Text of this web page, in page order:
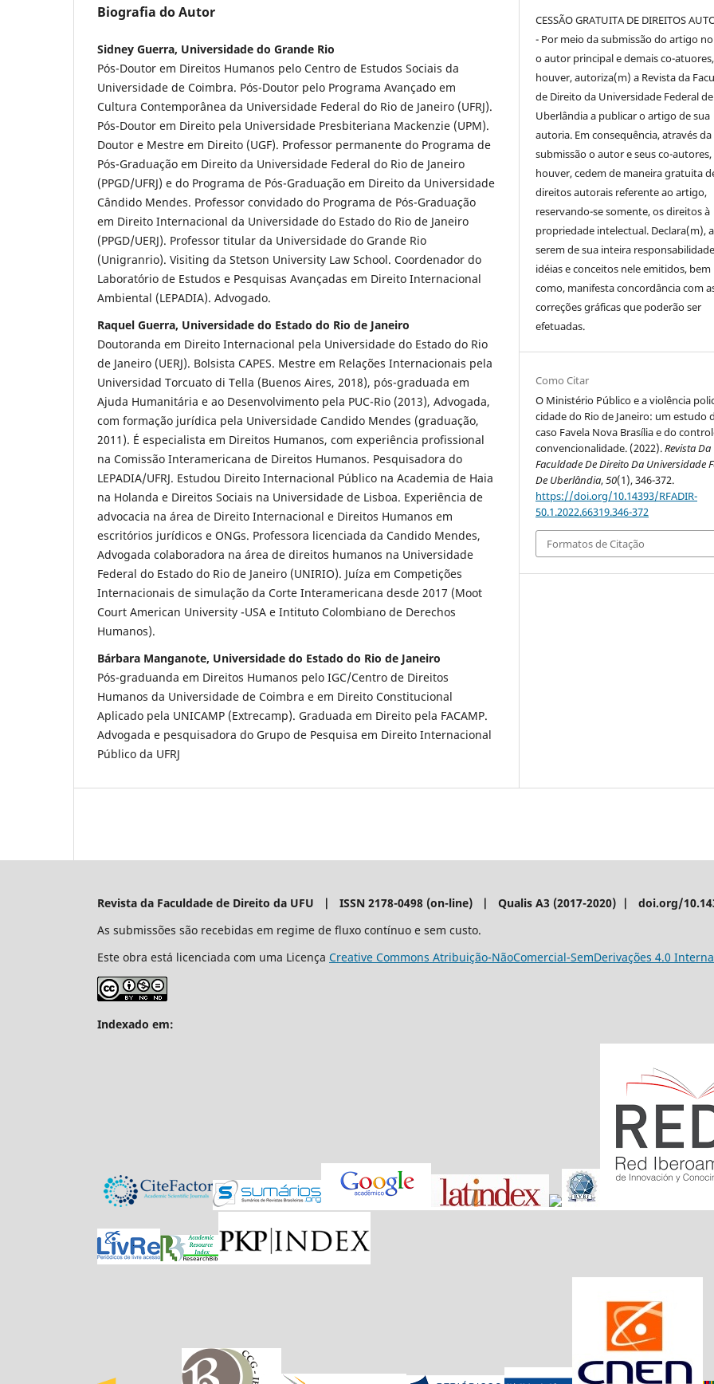
Biografia do Autor
Sidney Guerra, Universidade do Grande Rio
Pós-Doutor em Direitos Humanos pelo Centro de Estudos Sociais da
Universidade de Coimbra. Pós-Doutor pelo Programa Avançado em
Cultura Contemporânea da Universidade Federal do Rio de Janeiro (UFRJ).
Pós-Doutor em Direito pela Universidade Presbiteriana Mackenzie (UPM).
Doutor e Mestre em Direito (UGF). Professor permanente do Programa de
Pós-Graduação em Direito da Universidade Federal do Rio de Janeiro
(PPGD/UFRJ) e do Programa de Pós-Graduação em Direito da Universidade
Cândido Mendes. Professor convidado do Programa de Pós-Graduação
em Direito Internacional da Universidade do Estado do Rio de Janeiro
(PPGD/UERJ). Professor titular da Universidade do Grande Rio
(Unigranrio). Visiting da Stetson University Law School. Coordenador do
Laboratório de Estudos e Pesquisas Avançadas em Direito Internacional
Ambiental (LEPADIA). Advogado.
Raquel Guerra, Universidade do Estado do Rio de Janeiro
Doutoranda em Direito Internacional pela Universidade do Estado do Rio
de Janeiro (UERJ). Bolsista CAPES. Mestre em Relações Internacionais pela
Universidad Torcuato di Tella (Buenos Aires, 2018), pós-graduada em
Ajuda Humanitária e ao Desenvolvimento pela PUC-Rio (2013), Advogada,
com formação jurídica pela Universidade Candido Mendes (graduação,
2011). É especialista em Direitos Humanos, com experiência profissional
na Comissão Interamericana de Direitos Humanos. Pesquisadora do
LEPADIA/UFRJ. Estudou Direito Internacional Público na Academia de Haia
na Holanda e Direitos Sociais na Universidade de Lisboa. Experiência de
advocacia na área de Direito Internacional e Direitos Humanos em
escritórios jurídicos e ONGs. Professora licenciada da Candido Mendes,
Advogada colaboradora na área de direitos humanos na Universidade
Federal do Estado do Rio de Janeiro (UNIRIO). Juíza em Competições
Internacionais de simulação da Corte Interamericana desde 2017 (Moot
Court American University -USA e Intituto Colombiano de Derechos
Humanos).
Bárbara Manganote, Universidade do Estado do Rio de Janeiro
Pós-graduanda em Direitos Humanos pelo IGC/Centro de Direitos
Humanos da Universidade de Coimbra e em Direito Constitucional
Aplicado pela UNICAMP (Extrecamp). Graduada em Direito pela FACAMP.
Advogada e pesquisadora do Grupo de Pesquisa em Direito Internacional
Público da UFRJ
CESSÃO GRATUITA DE DIREITOS
- Por meio da submissão do artigo
o autor principal e demais co-
houver, autoriza(m) a Revista da
de Direito da Universidade Federal de
Uberlândia a publicar o artigo de sua
autoria. Em consequência, através da
submissão o autor e seus co-autores,
houver, cedem de maneira gratuita
direitos autorais referente ao artigo,
reservando-se somente, os direitos à
propriedade intelectual. Declara(m),
serem de sua inteira
idéias e conceitos nele emitidos, bem
como, manifesta concordância com
correções gráficas que poderão ser
efetuadas.
Como Citar
O Ministério Público e a violência
cidade do Rio de Janeiro: um estudo
caso Favela Nova Brasília e do
convencionalidade. (2022).Revista Da
Faculdade De Direito Da Universidade
De Uberlândia,50(1), 346-372.
https://doi.org/10.14393/RFADIR-
50.1.2022.66319.346-372
Formatos de Citação
Revista da Faculdade de Direito da UFU | ISSN 2178-0498 (on-line) | Qualis A3 (2017-2020) | doi.org/
As submissões são recebidas em regime de fluxo contínuo e sem custo.
Este obra está licenciada com uma Licença Creative Commons Atribuição-NãoComercial-SemDerivações 4.0
Indexado em: